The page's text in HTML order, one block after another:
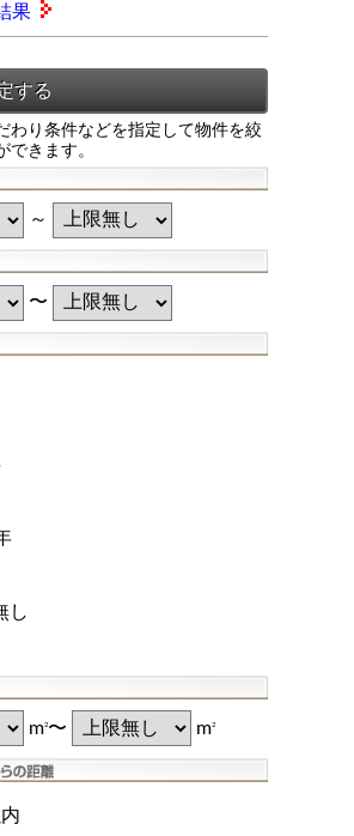
果
わり条件などを指定して物件を絞
できます。
～
〜
し
m2〜 m2